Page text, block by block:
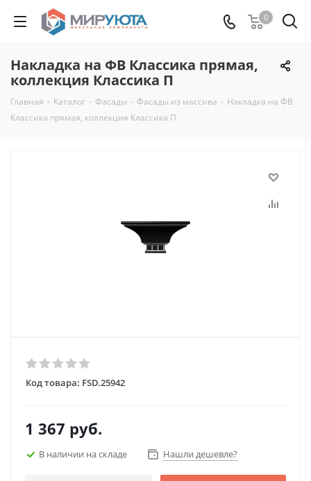
0
Накладка на ФВ Классика прямая,
коллекция Классика П
Главная - Каталог - Фасады - Фасады из массива - Накладка на ФВ
Классика прямая, коллекция Классика П
Код товара: FSD.25942
1 367 руб.
В наличии на складе Нашли дешевле?